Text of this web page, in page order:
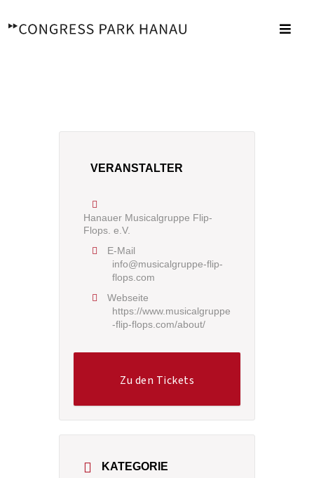
Inhalt
VERANSTALTER
Hanauer Musicalgruppe Flip-
Flops. e.V.
E-Mail
info@musicalgruppe-flip-
flops.com
Webseite
https://www.musicalgruppe
-flip-flops.com/about/
Zu den Tickets
KATEGORIE